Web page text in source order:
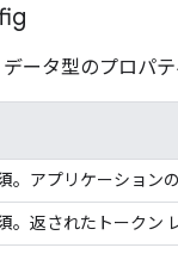
データ型のプロパテ
。 アプリケーション
。 返されたトークン